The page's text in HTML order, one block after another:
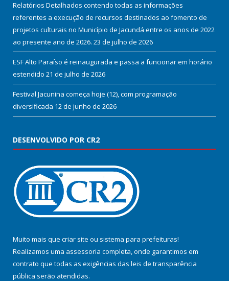
Relatórios Detalhados contendo todas as informações
referentes a execução de recursos destinados ao fomento de
projetos culturais no Município de Jacundá entre os anos de 2022
ao presente ano de 2026. 23 de julho de 2026
ESF Alto Paraíso é reinaugurada e passa a funcionar em horário
estendido 21 de julho de 2026
Festival Jacunina começa hoje (12), com programação
diversificada 12 de junho de 2026
DESENVOLVIDO POR CR2
Muito mais que criar site ou sistema para prefeituras!
Realizamos uma assessoria completa, onde garantimos em
contrato que todas as exigências das leis de transparência
pública serão atendidas.